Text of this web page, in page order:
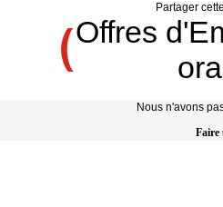
Partager
Offres
Nous n'avons
Faire